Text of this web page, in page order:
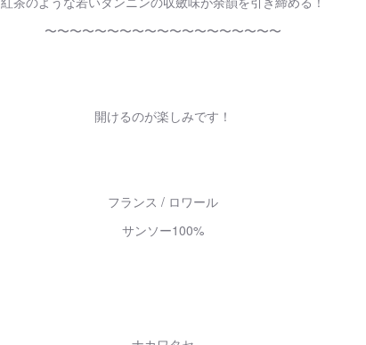
〜〜〜〜〜〜〜〜〜〜〜〜〜〜〜〜〜〜〜
開けるのが楽しみです！
フランス / ロワール
サンソー100%